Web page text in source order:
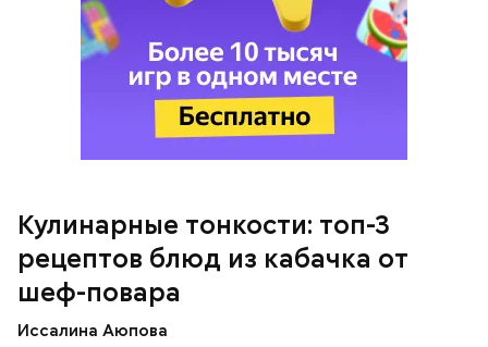
Кулинарные тонкости: топ-3
рецептов блюд из кабачка от
шеф-повара
Иссалина Аюпова
Желтый болгарский перец — 1 шт.
Красный болгарский перец — 1 шт.
Зеленый перец — 1 шт.
Красный лук — 1 шт.
Баклажан — 1 шт.
Помидор — 2 шт.
Для кулича понадобится: